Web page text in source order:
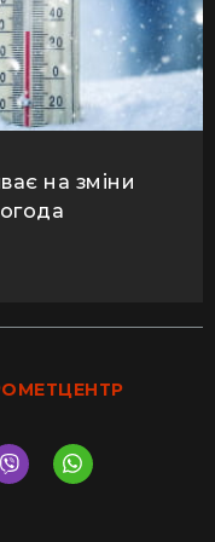
на зміни